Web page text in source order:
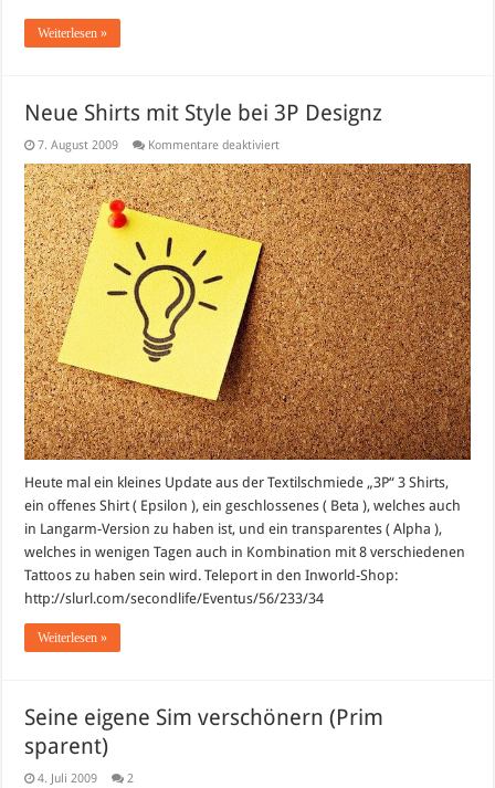
Weiterlesen »
Neue Shirts mit Style bei 3P Designz
7. August 2009 Kommentare deaktiviertfür
Shirts
mit
Style
bei
3P
Designz
Heute mal ein kleines Update aus der Textilschmiede „3P“ 3 Shirts,
ein offenes Shirt ( Epsilon ), ein geschlossenes ( Beta ), welches auch
in Langarm-Version zu haben ist, und ein transparentes ( Alpha ),
welches in wenigen Tagen auch in Kombination mit 8 verschiedenen
Tattoos zu haben sein wird. Teleport in den Inworld-Shop:
http://slurl.com/secondlife/Eventus/56/233/34
Weiterlesen »
Seine eigene Sim verschönern (Prim
sparent)
4. Juli 2009 2